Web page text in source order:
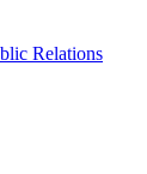
Relations